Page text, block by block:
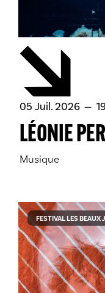
LÉONIE
Musique
05 juillet
Juil. 2026
FESTIVAL LES BEAUX